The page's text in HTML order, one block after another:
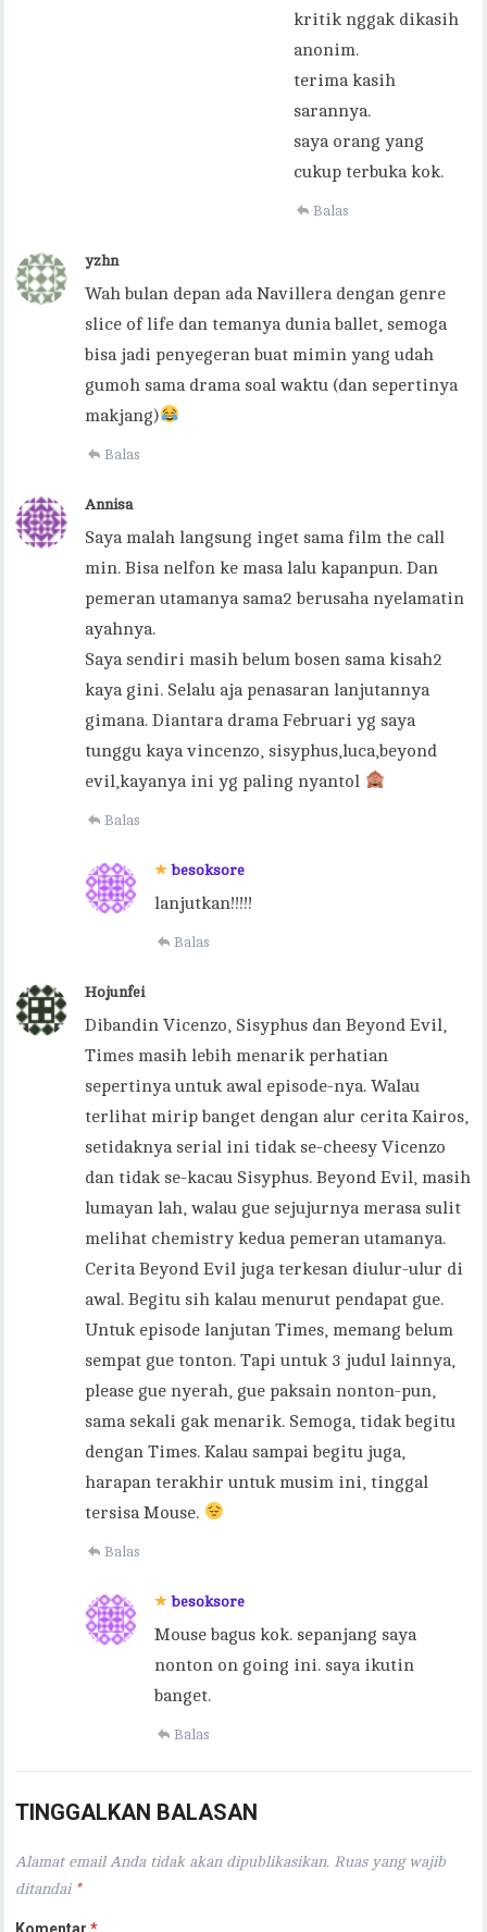
kritik nggak dikasih
anonim.
terima kasih
sarannya.
saya orang yang
cukup terbuka kok.
Balas
yzhn
Wah bulan depan ada Navillera dengan genre
slice of life dan temanya dunia ballet, semoga
bisa jadi penyegeran buat mimin yang udah
gumoh sama drama soal waktu (dan sepertinya
makjang)
Balas
Annisa
Saya malah langsung inget sama film the call
min. Bisa nelfon ke masa lalu kapanpun. Dan
pemeran utamanya sama2 berusaha nyelamatin
ayahnya.
Saya sendiri masih belum bosen sama kisah2
kaya gini. Selalu aja penasaran lanjutannya
gimana. Diantara drama Februari yg saya
tunggu kaya vincenzo, sisyphus,luca,beyond
evil,kayanya ini yg paling nyantol
Balas
besoksore
lanjutkan!!!!!
Balas
Hojunfei
Dibandin Vicenzo, Sisyphus dan Beyond Evil,
Times masih lebih menarik perhatian
sepertinya untuk awal episode-nya. Walau
terlihat mirip banget dengan alur cerita Kairos,
setidaknya serial ini tidak se-cheesy Vicenzo
dan tidak se-kacau Sisyphus. Beyond Evil, masih
lumayan lah, walau gue sejujurnya merasa sulit
melihat chemistry kedua pemeran utamanya.
Cerita Beyond Evil juga terkesan diulur-ulur di
awal. Begitu sih kalau menurut pendapat gue.
Untuk episode lanjutan Times, memang belum
sempat gue tonton. Tapi untuk 3 judul lainnya,
please gue nyerah, gue paksain nonton-pun,
sama sekali gak menarik. Semoga, tidak begitu
dengan Times. Kalau sampai begitu juga,
harapan terakhir untuk musim ini, tinggal
tersisa Mouse.
Balas
besoksore
Mouse bagus kok. sepanjang saya
nonton on going ini. saya ikutin
banget.
Balas
TINGGALKAN BALASAN
Alamat email Anda tidak akan dipublikasikan. Ruas yang wajib
ditandai *
Komentar*